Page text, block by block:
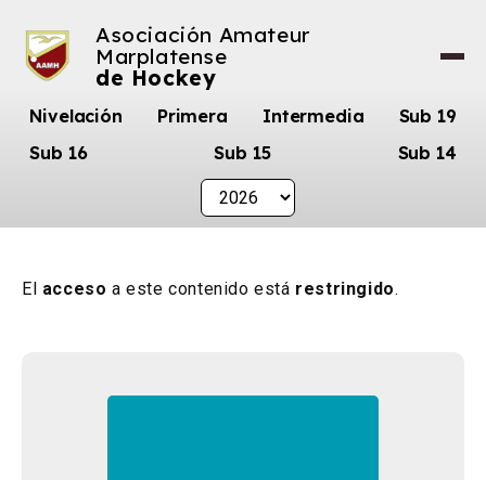
Asociación Amateur
Marplatense
de Hockey
Nivelación Primera Intermedia
Sub 19
Sub 16
Sub 15 Sub 14
El acceso a este contenido está restringido.